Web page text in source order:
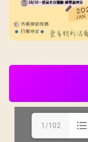
1/102